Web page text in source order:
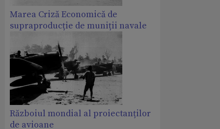
Marea Criză Economică de
supraproducție de muniții navale
Războiul mondial al proiectanților
de avioane